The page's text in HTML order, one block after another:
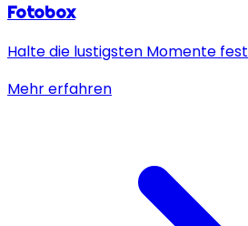
Fotobox
Halte die lustigsten Momente fest
Mehr erfahren